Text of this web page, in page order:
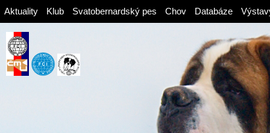
Aktuality Klub Svatobernardský pes Chov Databáze